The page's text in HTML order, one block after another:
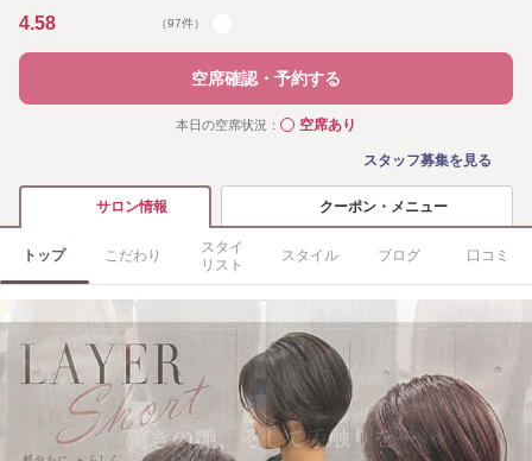
4.58 （97件）
空席確認・予約する
本日の空席状況： ◯空席あり
スタッフ募集を見る
サロン情報 クーポン・メニュー
トップ こだわり
スタイ
リスト
スタイル ブログ 口コミ